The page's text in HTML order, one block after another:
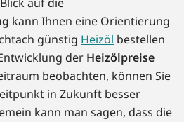
kann Ihnen eine Orientierung
günstig Heizöl bestellen
der Heizölpreise
beobachten, können Sie
in Zukunft besser
kann man sagen, dass die